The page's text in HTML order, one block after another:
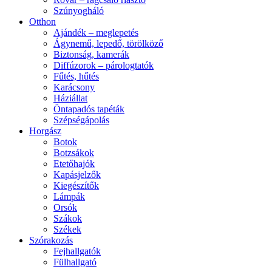
Szúnyogháló
Otthon
Ajándék – meglepetés
Ágynemű, lepedő, törölköző
Biztonság, kamerák
Diffúzorok – párologtatók
Fűtés, hűtés
Karácsony
Háziállat
Öntapadós tapéták
Szépségápolás
Horgász
Botok
Botzsákok
Etetőhajók
Kapásjelzők
Kiegészítők
Lámpák
Orsók
Szákok
Székek
Szórakozás
Fejhallgatók
Fülhallgató